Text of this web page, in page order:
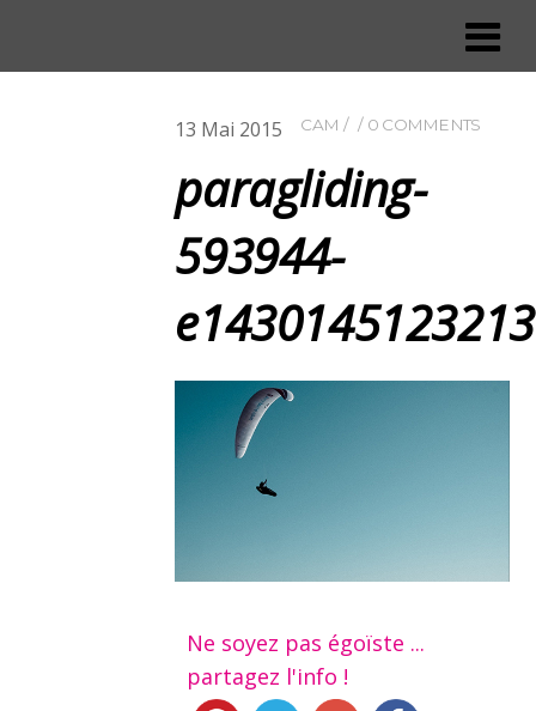
13 Mai 2015 CAM 0 COMMENTS
paragliding-
593944-
e1430145123213
Ne soyez pas égoïste ...
partagez l'info !